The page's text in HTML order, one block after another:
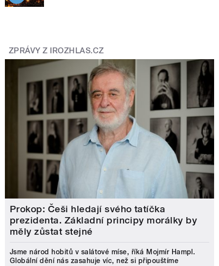
ZPRÁVY Z IROZHLAS.CZ
Prokop: Češi hledají svého tatíčka
prezidenta. Základní principy morálky by
měly zůstat stejné
Jsme národ hobitů v salátové míse, říká Mojmír Hampl.
Globální dění nás zasahuje víc, než si připouštíme